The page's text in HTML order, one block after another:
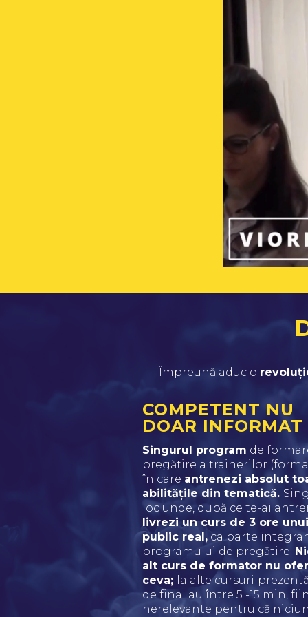
Împreună aduc o
COMPETENT NU
DOAR INFORMAT
Singurul program de
pregătire a trainerilor
în care antrenezi absolut
abilitățile din tematică.
livrezi un curs de 3 ore unui
public real, ca parte
programului de pregătire.
alt curs de formator nu
ceva; la alte cursuri
de final au între 5 -15 min,
nerelevante pentru că